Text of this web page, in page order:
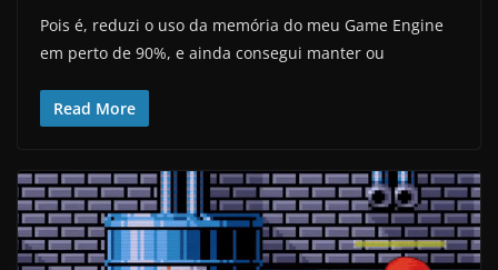
Pois é, reduzi o uso da memória do meu Game Engine
em perto de 90%, e ainda consegui manter ou
Read More